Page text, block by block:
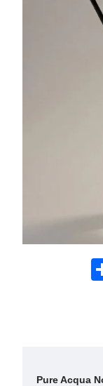
Pure Acqua